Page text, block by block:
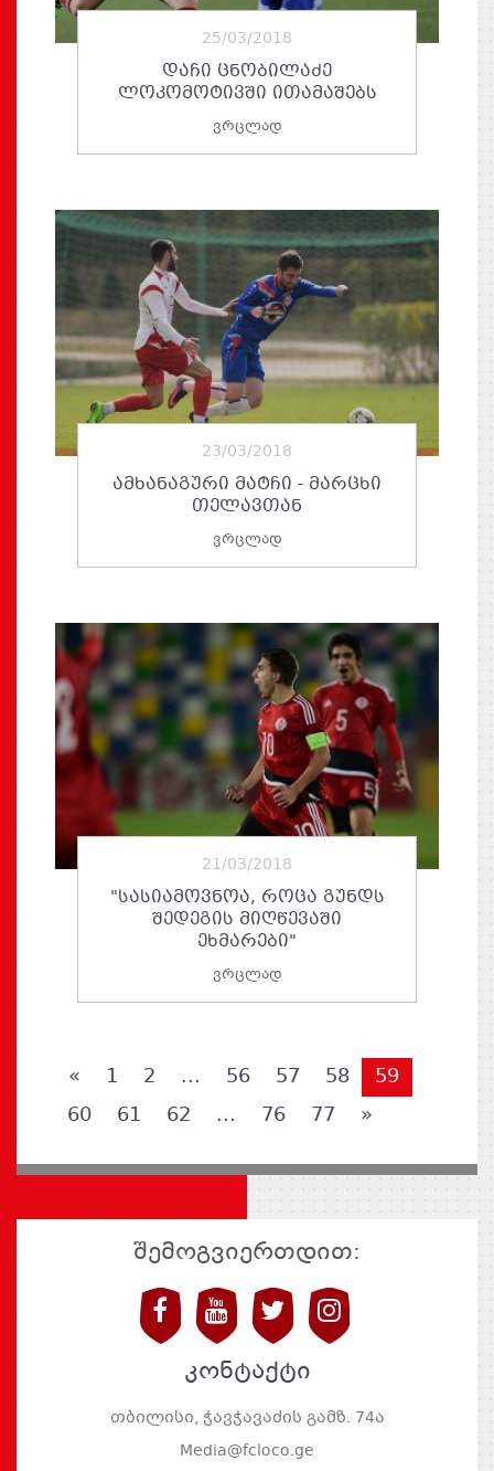
25/03/2018
ᲓᲐᲩᲘ ᲪᲜᲝᲑᲘᲚᲐᲫᲔ
ᲚᲝᲙᲝᲛᲝᲢᲘᲕᲨᲘ ᲘᲗᲐᲛᲐᲨᲔᲑᲡ
ვრცლად
23/03/2018
ᲐᲛᲮᲐᲜᲐᲒᲣᲠᲘ ᲛᲐᲢᲩᲘ - ᲛᲐᲠᲪᲮᲘ
ᲗᲔᲚᲐᲕᲗᲐᲜ
ვრცლად
21/03/2018
"ᲡᲐᲡᲘᲐᲛᲝᲕᲜᲝᲐ, ᲠᲝᲪᲐ ᲒᲣᲜᲓᲡ
ᲨᲔᲓᲔᲒᲘᲡ ᲛᲘᲦᲬᲔᲕᲐᲨᲘ
ᲔᲮᲛᲐᲠᲔᲑᲘ"
ვრცლად
« 1 2 ... 56 57 58
59
60
61 62 ... 76 77 »
შემოგვიერთდით:
კონტაქტი
თბილისი, ჭავჭავაძის გამზ. 74ა
Media@fcloco.ge